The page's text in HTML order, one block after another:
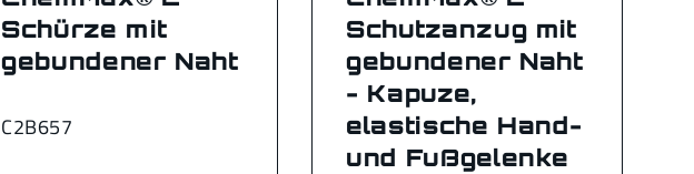
C2B657
Schürze mit
gebundener Naht
Schutzanzug mit
gebundener Naht
- Kapuze,
elastische Hand-
und Fußgelenke